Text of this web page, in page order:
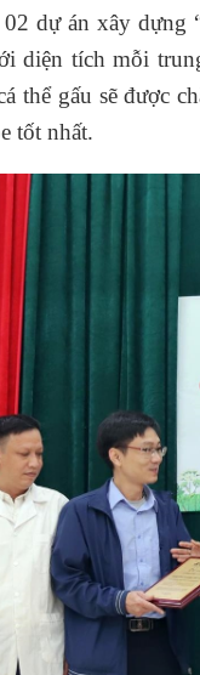
dự án xây dựng
diện tích mỗi
thể gấu sẽ được
tốt nhất.